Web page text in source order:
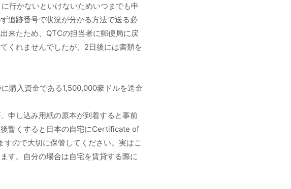
行かないといけないためいつまでも申
追跡番号で状況が分かる方法で送る必
来たため、QTCの担当者に郵便局に戻
くれませんでしたが、2日後には書類を
購入資金である1,500,000豪ドルを送金
申し込み用紙の原本が到着すると事前
暫くすると日本の自宅にCertificate of
ので大切に保管してください。実はこ
す。自分の場合は自宅を賃貸する際に